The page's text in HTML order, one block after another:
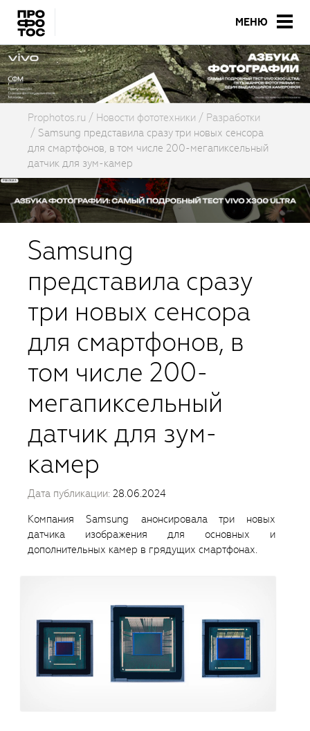
МЕНЮ
Prophotos.ru Новости фототехники
Разработки
Samsung представила сразу три новых сенсора
для смартфонов, в том числе 200-мегапиксельный
датчик для зум-камер
Samsung
представила сразу
три новых сенсора
для смартфонов, в
том числе 200-
мегапиксельный
датчик для зум-
камер
Дата публикации: 28.06.2024
Компания Samsung анонсировала три новых
датчика изображения для основных и
дополнительных камер в грядущих смартфонах.